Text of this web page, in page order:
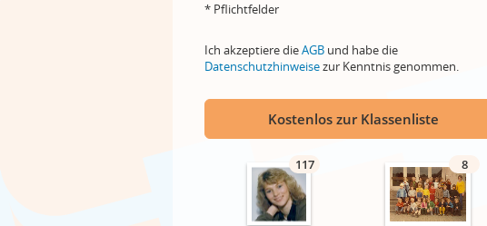
* Pflichtfelder
Ich akzeptiere dieAGB und habe die
Datenschutzhinweisezur Kenntnis genommen.
Kostenlos zur Klassenliste
117 8